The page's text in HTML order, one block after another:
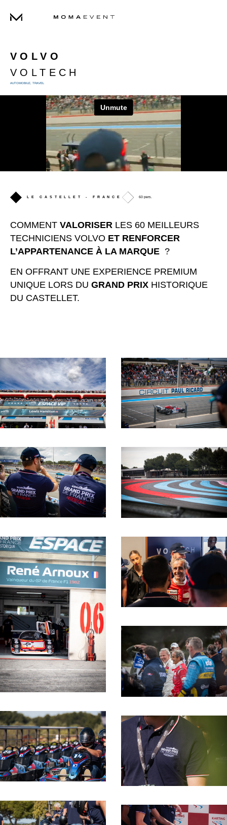
PROJETS
AGENCE
VOLVO
VOLTECH
AUTOMOBILE TRAVEL
LE CASTELLET - FRANCE 60 pers.
COMMENT VALORISER LES 60 MEILLEURS
TECHNICIENS VOLVO ET RENFORCER
L’APPARTENANCE À LA MARQUE ?
EN OFFRANT UNE EXPERIENCE PREMIUM
UNIQUE LORS DU GRAND PRIX HISTORIQUE
DU CASTELLET.